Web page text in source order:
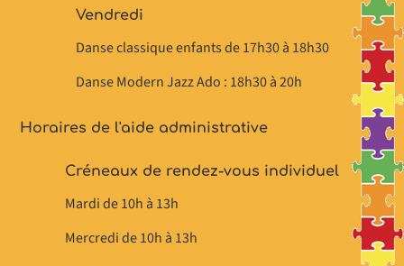
Vendredi
Danse classique enfants de 17h30 à 18h30
Danse Modern Jazz Ado : 18h30 à 20h
Horaires de l'aide administrative
Créneaux de rendez-vous individuel
Mardi de 10h à 13h
Mercredi de 10h à 13h